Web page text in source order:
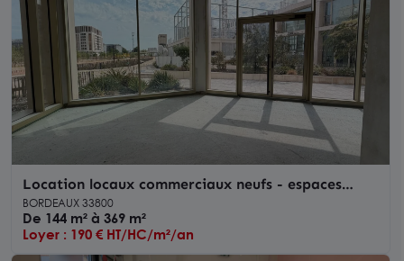
Location locaux commerciaux neufs - espaces
bruts - à Bordeaux
BORDEAUX 33800
De 144 m² à 369 m²
Loyer : 190 € HT/HC/m²/an